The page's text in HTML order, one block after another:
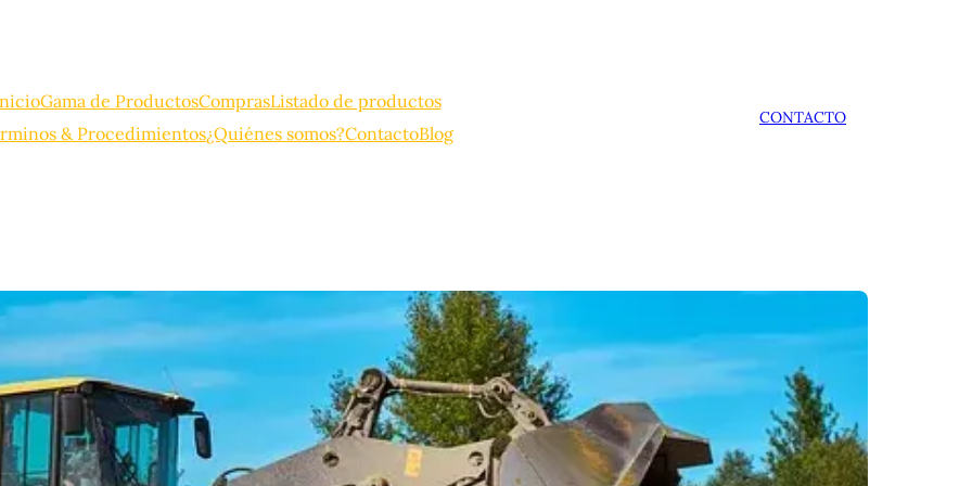
Gama de ProductosComprasListado de productos
& Procedimientos¿Quiénes somos?ContactoBlog
CONTACTO